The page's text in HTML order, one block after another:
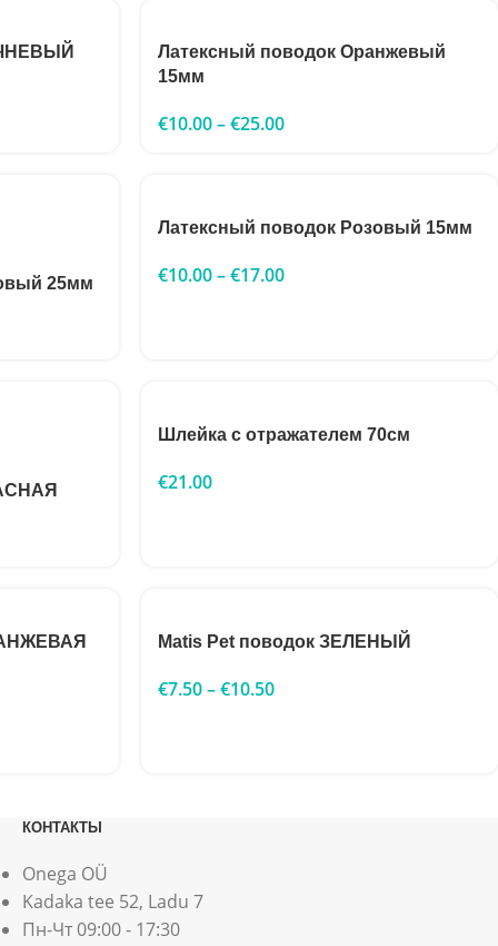
Латексный поводок Оранжевый
15мм
€10.00–€25.00
25мм
Латексный поводок Розовый 15мм
€10.00–€17.00
Шлейка с отражателем 70см
€21.00
Matis Pet поводок ЗЕЛЕНЫЙ
€7.50–€10.50
КОНТАКТЫ
Onega OÜ
Kadaka tee 52, Ladu 7
Пн-Чт 09:00 - 17:30